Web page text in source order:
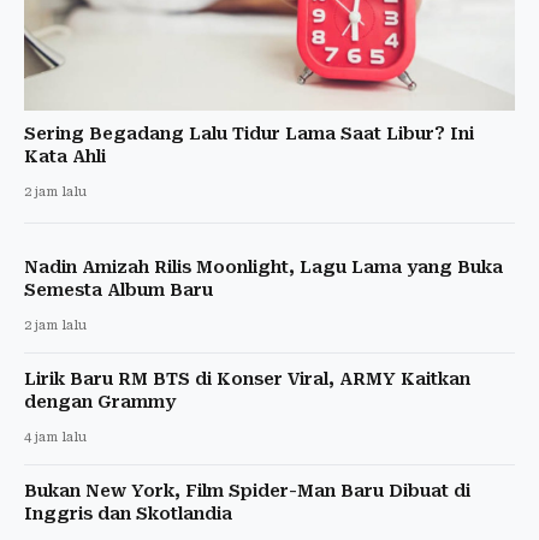
Sering Begadang Lalu Tidur Lama Saat Libur? Ini
Kata Ahli
2 jam lalu
Nadin Amizah Rilis Moonlight, Lagu Lama yang Buka
Semesta Album Baru
2 jam lalu
Lirik Baru RM BTS di Konser Viral, ARMY Kaitkan
dengan Grammy
4 jam lalu
Bukan New York, Film Spider-Man Baru Dibuat di
Inggris dan Skotlandia